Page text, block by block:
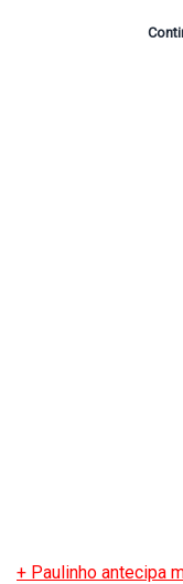
+ Paulinho antecipa